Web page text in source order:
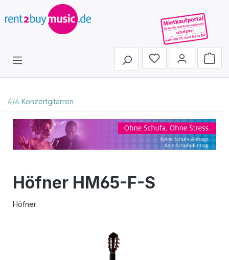
Du hast 0 Produkte
4/4 Konzertgitarren
Höfner HM65-F-S
Höfner